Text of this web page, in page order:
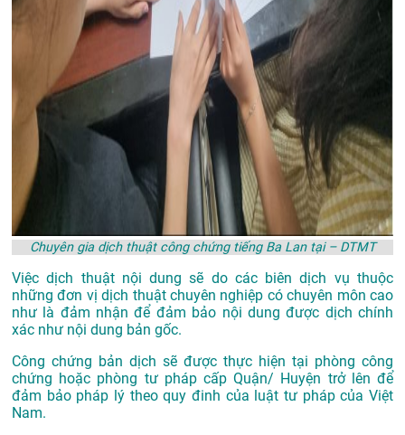
Chuyên gia dịch thuật công chứng tiếng Ba Lan tại – DTMT
Việc dịch thuật nội dung sẽ do các biên dịch vụ thuộc
những đơn vị dịch thuật chuyên nghiệp có chuyên môn cao
như là đảm nhận để đảm bảo nội dung được dịch chính
xác như nội dung bản gốc.
Công chứng bản dịch sẽ được thực hiện tại phòng công
chứng hoặc phòng tư pháp cấp Quận/ Huyện trở lên để
đảm bảo pháp lý theo quy đinh của luật tư pháp của Việt
Nam.